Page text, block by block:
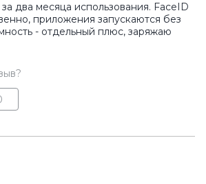
два месяца использования. FaceID
приложения запускаются без
- отдельный плюс, заряжаю